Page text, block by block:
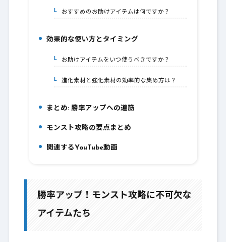
6-3.おすすめのお助けアイテムは何ですか？
7.効果的な使い方とタイミング
7-1.お助けアイテムをいつ使うべきですか？
7-2.進化素材と強化素材の効率的な集め方は？
まとめ: 勝率アップへの道筋
モンスト攻略の要点まとめ
10.関連するYouTube動画
勝率アップ！モンスト攻略に不可欠な
アイテムたち